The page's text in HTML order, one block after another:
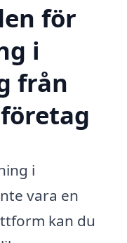
för
i
från
i
vara en
kan du